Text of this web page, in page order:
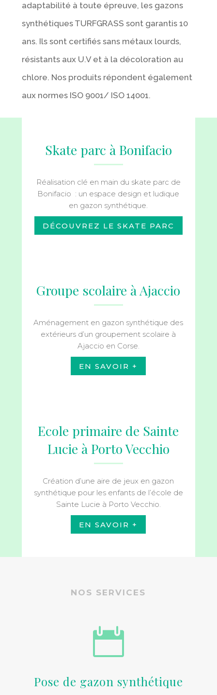
adaptabilité à toute épreuve, les gazons
synthétiques TURFGRASS sont garantis 10
ans. Ils sont certifiés sans métaux lourds,
résistants aux U.V et à la décoloration au
chlore. Nos produits répondent également
aux normes ISO 9001/ ISO 14001.
Skate parc à Bonifacio
Réalisation clé en main du skate parc de
Bonifacio : un espace design et ludique
en gazon synthétique.
DÉCOUVREZ LE SKATE PARC
Groupe scolaire à Ajaccio
Aménagement en gazon synthétique des
extérieurs d’un groupement scolaire à
Ajaccio en Corse.
EN SAVOIR +
Ecole primaire de Sainte
Lucie à Porto Vecchio
Création d’une aire de jeux en gazon
synthétique pour les enfants de l’école de
Sainte Lucie à Porto Vecchio.
EN SAVOIR +
NOS SERVICES

Pose de gazon synthétique